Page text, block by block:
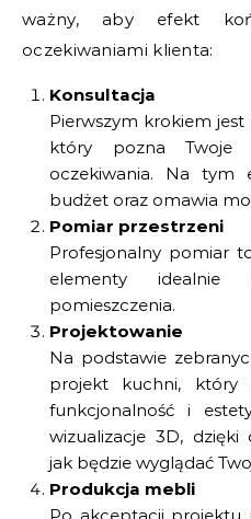
ważny, aby efekt
oczekiwaniami klienta:
Konsultacja
Pierwszym krokiem
który pozna Twoje
oczekiwania. Na tym
budżet oraz omawia
Pomiar przestrzeni
Profesjonalny pomiar
elementy idealnie
pomieszczenia.
Projektowanie
Na podstawie
projekt kuchni, który
funkcjonalność i
wizualizacje 3D, dzięki
jak będzie wyglądać
Produkcja mebli